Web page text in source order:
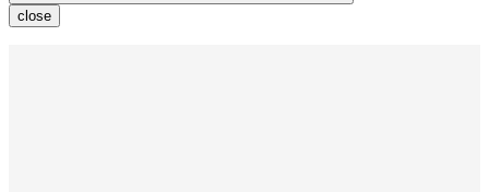
close